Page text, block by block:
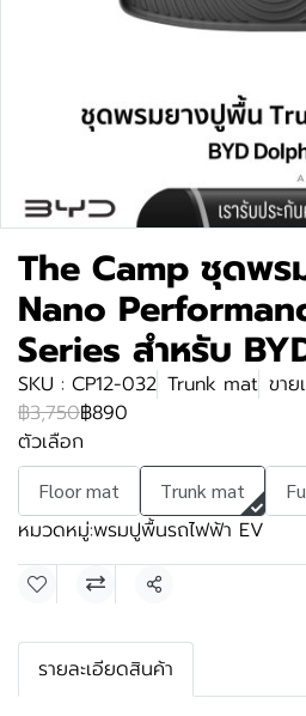
The Camp ชุดพ
Nano
Series สำหรับ
SKU : CP12-032 Trunk mat ขา
฿3,750฿890
ตัวเลือก
Floor mat Trunk mat
หมวดหมู่:พรมปูพื้นรถไฟฟ้า EV
แชร์
รายละเอียดสินค้า